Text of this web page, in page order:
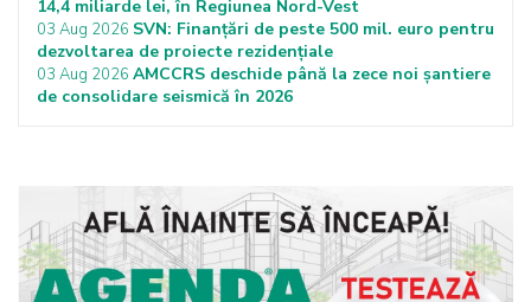
14,4 miliarde lei, în Regiunea Nord-Vest
03 Aug 2026 SVN: Finanțări de peste 500 mil. euro pentru
dezvoltarea de proiecte rezidențiale
03 Aug 2026 AMCCRS deschide până la zece noi șantiere
de consolidare seismică în 2026